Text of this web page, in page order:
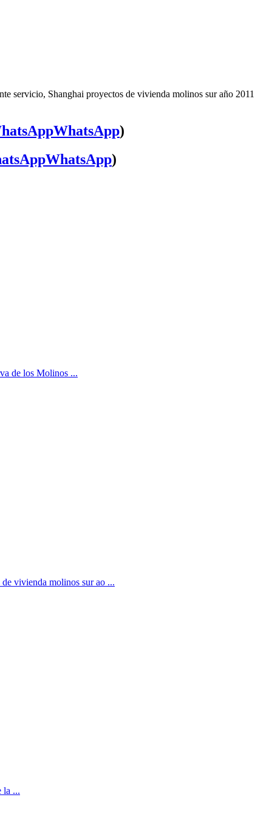
servicio, Shanghai proyectos de vivienda molinos sur año 2011
WhatsApp)
WhatsApp)
de los Molinos ...
vivienda molinos sur ao ...
la ...